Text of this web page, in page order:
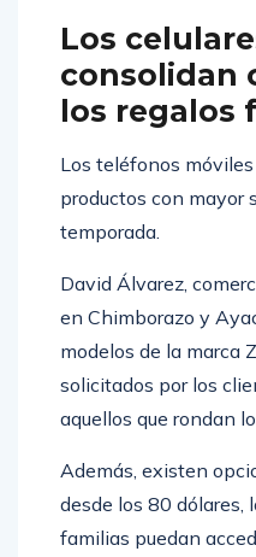
Los
consolidan
los regalos
Los teléfonos
productos con mayor
temporada.
David Álvarez,
en Chimborazo y
modelos de la marca
solicitados por los
aquellos que rondan
Además, existen
desde los 80 dólares,
familias puedan